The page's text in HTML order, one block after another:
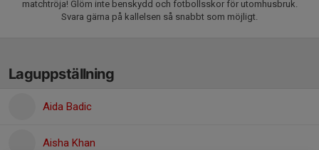
matchtröja! Glöm inte benskydd och fotbollsskor för utomhusbruk.
Svara gärna på kallelsen så snabbt som möjligt.
Laguppställning
Aida Badic
Aisha Khan